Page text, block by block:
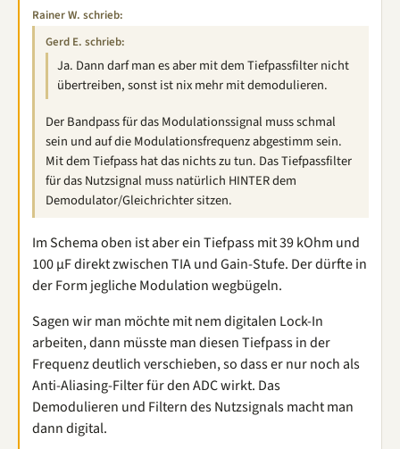
Rainer W. schrieb:
Gerd E. schrieb:
Ja. Dann darf man es aber mit dem Tiefpassfilter nicht
übertreiben, sonst ist nix mehr mit demodulieren.
Der Bandpass für das Modulationssignal muss schmal
sein und auf die Modulationsfrequenz abgestimm sein.
Mit dem Tiefpass hat das nichts zu tun. Das Tiefpassfilter
für das Nutzsignal muss natürlich HINTER dem
Demodulator/Gleichrichter sitzen.
Im Schema oben ist aber ein Tiefpass mit 39 kOhm und
100 µF direkt zwischen TIA und Gain-Stufe. Der dürfte in
der Form jegliche Modulation wegbügeln.
Sagen wir man möchte mit nem digitalen Lock-In
arbeiten, dann müsste man diesen Tiefpass in der
Frequenz deutlich verschieben, so dass er nur noch als
Anti-Aliasing-Filter für den ADC wirkt. Das
Demodulieren und Filtern des Nutzsignals macht man
dann digital.